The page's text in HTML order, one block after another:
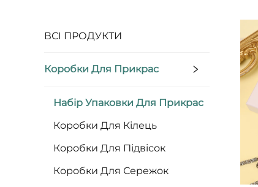
ВСІ ПРОДУКТИ
Коробки Для Прикрас
Набір Упаковки Для Прикрас
Коробки Для Кілець
Коробки Для Підвісок
Коробки Для Сережок